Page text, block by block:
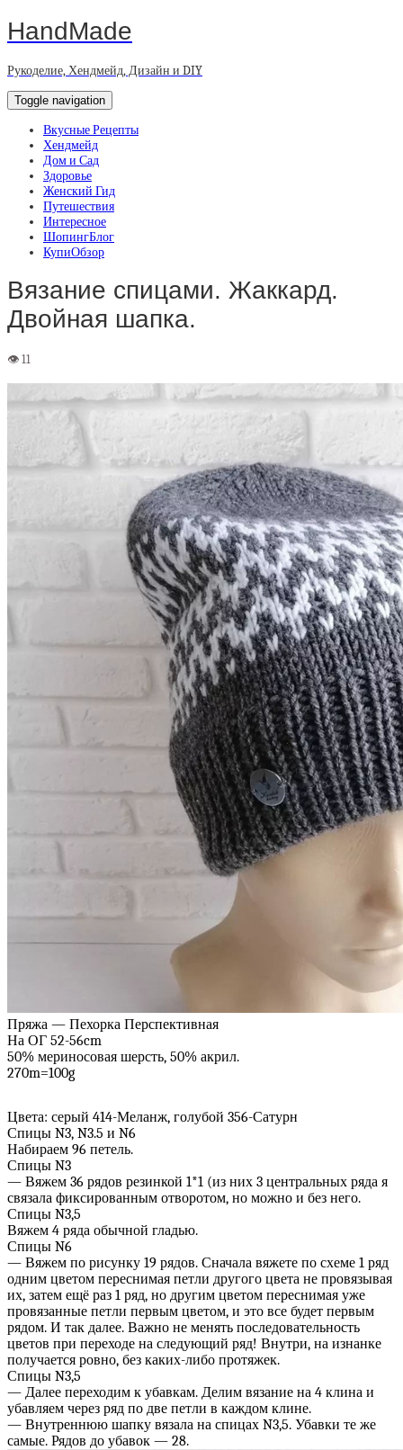
HandMade
Рукоделие, Хендмейд, Дизайн и DIY
Toggle navigation
Вкусные Рецепты
Хендмейд
Дом и Сад
Здоровье
Женский Гид
Путешествия
Интересное
ШопингБлог
КупиОбзор
Вязание спицами. Жаккард.
Двойная шапка.
Пряжа — Пехорка Перспективная
На ОГ 52-56cm
50% мериносовая шерсть, 50% акрил.
270m=100g
Цвета: серый 414-Меланж, голубой 356-Сатурн
Спицы N3, N3.5 и N6
Набираем 96 петель.
Спицы N3
— Вяжем 36 рядов резинкой 1*1 (из них 3 центральных ряда я
связала фиксированным отворотом, но можно и без него.
Спицы N3,5
Вяжем 4 ряда обычной гладью.
Спицы N6
— Вяжем по рисунку 19 рядов. Сначала вяжете по схеме 1 ряд
одним цветом переснимая петли другого цвета не провязывая
их, затем ещё раз 1 ряд, но другим цветом переснимая уже
провязанные петли первым цветом, и это все будет первым
рядом. И так далее. Важно не менять последовательность
цветов при переходе на следующий ряд! Внутри, на изнанке
получается ровно, без каких-либо протяжек.
Спицы N3,5
— Далее переходим к убавкам. Делим вязание на 4 клина и
убавляем через ряд по две петли в каждом клине.
— Внутреннюю шапку вязала на спицах N3,5. Убавки те же
самые. Рядов до убавок — 28.